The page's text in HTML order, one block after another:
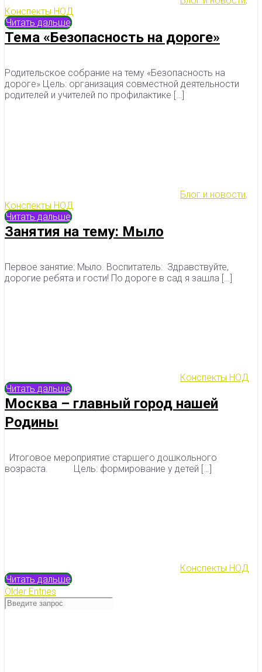
Конспекты НОД
Читать дальше
Тема «Безопасность на дороге»
Родительское собрание на тему «Безопасность на
дороге» Цель: организация совместной деятельности
родителей и учителей по профилактике […]
Блог и новости,
Конспекты НОД
Читать дальше
Занятия на тему: Мыло
Первое занятие: Мыло. Воспитатель: Здравствуйте,
дорогие ребята и гости! По дороге в сад я зашла […]
Конспекты НОД
Читать дальше
Москва – главный город нашей
Родины
Итоговое мероприятие старшего дошкольного
возраста. Цель: формирование у детей […]
Конспекты НОД
Читать дальше
Older Entries